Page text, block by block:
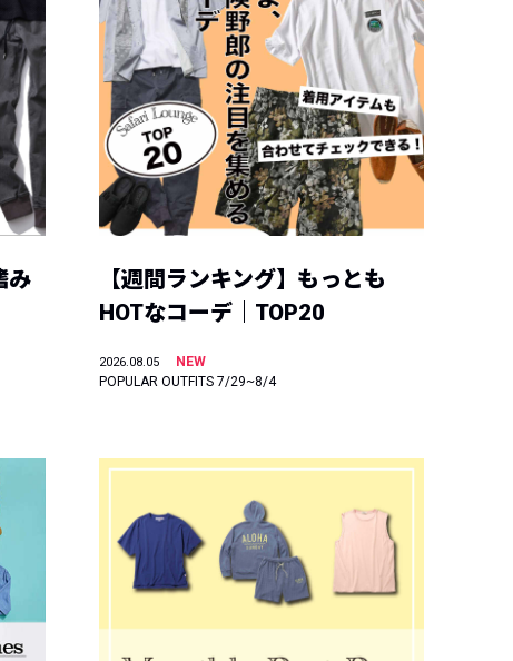
み
【週間ランキング】もっとも
HOTなコーデ｜TOP20
2026.08.05
NEW
POPULAR OUTFITS 7/29~8/4